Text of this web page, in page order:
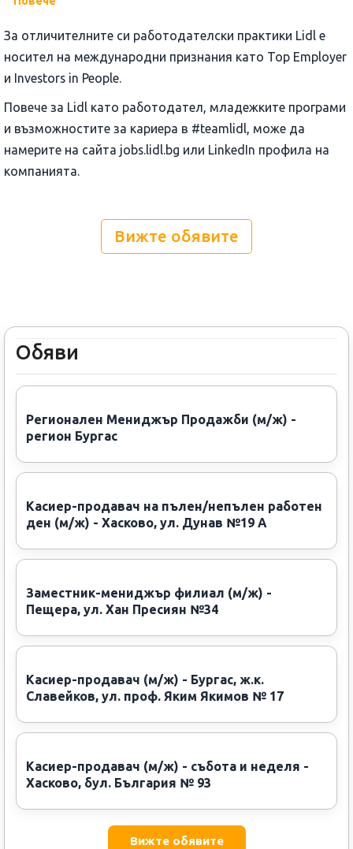
За отличителните си работодателски практики Lidl е
носител на международни признания като Top Employer
и Investors in People.
Повече за Lidl като работодател, младежките програми
и възможностите за кариера в #teamlidl, може да
намерите на сайта jobs.lidl.bg или LinkedIn профила на
компанията.
Вижте обявите
Обяви
Регионален Мениджър Продажби (м/ж) -
регион Бургас
Касиер-продавач на пълен/непълен работен
ден (м/ж) - Хасково, ул. Дунав №19 А
Заместник-мениджър филиал (м/ж) -
Пещера, ул. Хан Пресиян №34
Касиер-продавач (м/ж) - Бургас, ж.к.
Славейков, ул. проф. Яким Якимов № 17
Касиер-продавач (м/ж) - събота и неделя -
Хасково, бул. България № 93
Вижте обявите